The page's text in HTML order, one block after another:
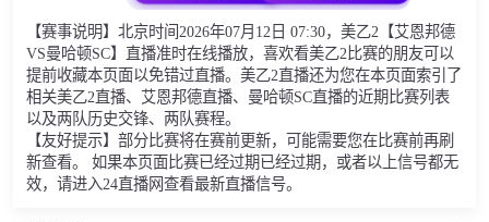
【赛事说明】北京时间2026年07月12日 07:30，美乙2【艾恩邦德
VS曼哈顿SC】直播准时在线播放，喜欢看美乙2比赛的朋友可以
提前收藏本页面以免错过直播。美乙2直播还为您在本页面索引了
相关美乙2直播、艾恩邦德直播、曼哈顿SC直播的近期比赛列表
以及两队历史交锋、两队赛程。
【友好提示】部分比赛将在赛前更新，可能需要您在比赛前再刷
新查看。 如果本页面比赛已经过期已经过期，或者以上信号都无
效，请进入24直播网查看最新直播信号。